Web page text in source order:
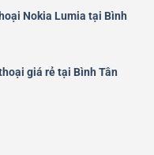
Nokia Lumia tại Bình
giá rẻ tại Bình Tân